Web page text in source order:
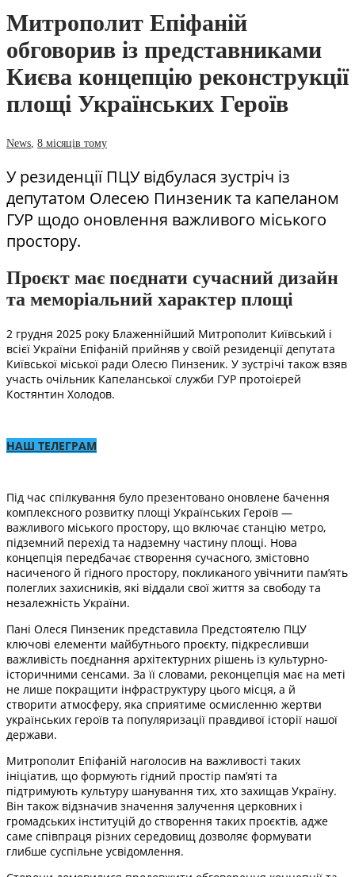
Митрополит Епіфаній
обговорив із представниками
Києва концепцію реконструкції
площі Українських Героїв
News 8 місяців тому
У резиденції ПЦУ відбулася зустріч із
депутатом Олесею Пинзеник та капеланом
ГУР щодо оновлення важливого міського
простору.
Проєкт має поєднати сучасний дизайн
та меморіальний характер площі
2 грудня 2025 року Блаженнійший Митрополит Київський і
всієї України Епіфаній прийняв у своїй резиденції депутата
Київської міської ради Олесю Пинзеник. У зустрічі також взяв
участь очільник Капеланської служби ГУР протоієрей
Костянтин Холодов.
НАШ ТЕЛЕГРАМ
Під час спілкування було презентовано оновлене бачення
комплексного розвитку площі Українських Героїв —
важливого міського простору, що включає станцію метро,
підземний перехід та надземну частину площі. Нова
концепція передбачає створення сучасного, змістовно
насиченого й гідного простору, покликаного увічнити пам’ять
полеглих захисників, які віддали свої життя за свободу та
незалежність України.
Пані Олеся Пинзеник представила Предстоятелю ПЦУ
ключові елементи майбутнього проєкту, підкресливши
важливість поєднання архітектурних рішень із культурно-
історичними сенсами. За її словами, реконцепція має на меті
не лише покращити інфраструктуру цього місця, а й
створити атмосферу, яка сприятиме осмисленню жертви
українських героїв та популяризації правдивої історії нашої
держави.
Митрополит Епіфаній наголосив на важливості таких
ініціатив, що формують гідний простір пам’яті та
підтримують культуру шанування тих, хто захищав Україну.
Він також відзначив значення залучення церковних і
громадських інституцій до створення таких проєктів, адже
саме співпраця різних середовищ дозволяє формувати
глибше суспільне усвідомлення.